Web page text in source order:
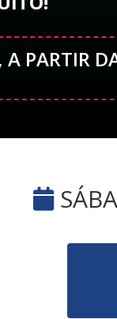
PARTIR